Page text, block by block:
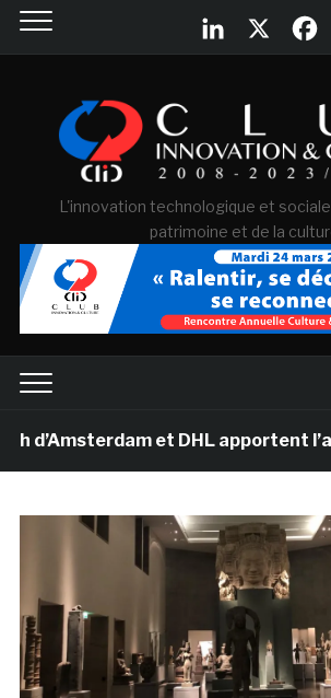
L'innovation technologique et
patrimoine et de la
et DHL apportent l’art